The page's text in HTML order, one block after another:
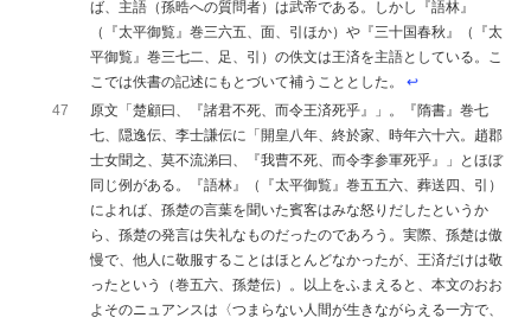
ば、主語（孫晧への質問者）は武帝である。しかし『語林』
（『太平御覧』巻三六五、面、引ほか）や『三十国春秋』（『太
平御覧』巻三七二、足、引）の佚文は王済を主語としている。こ
こでは佚書の記述にもとづいて補うこととした。↩︎
47
原文「楚顧曰、『諸君不死、而令王済死乎』」。『隋書』巻七
七、隠逸伝、李士謙伝に「開皇八年、終於家、時年六十六。趙郡
士女聞之、莫不流涕曰、『我曹不死、而令李参軍死乎』」とほぼ
同じ例がある。『語林』（『太平御覧』巻五五六、葬送四、引）
によれば、孫楚の言葉を聞いた賓客はみな怒りだしたというか
ら、孫楚の発言は失礼なものだったのであろう。実際、孫楚は傲
慢で、他人に敬服することはほとんどなかったが、王済だけは敬
ったという（巻五六、孫楚伝）。以上をふまえると、本文のおお
よそのニュアンスは〈つまらない人間が生きながらえる一方で、